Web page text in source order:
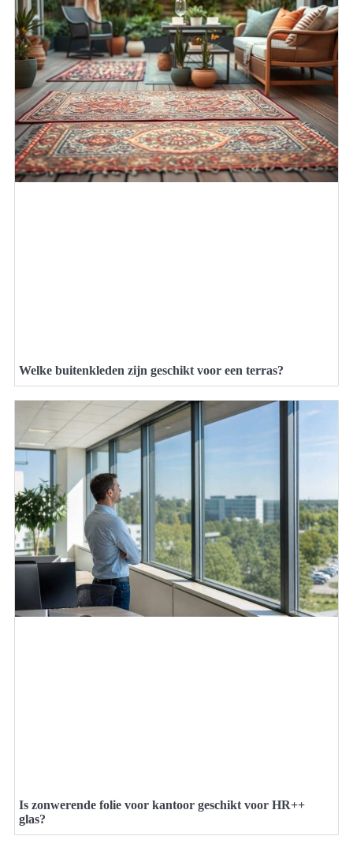
Welke buitenkleden zijn geschikt voor een terras?
Is zonwerende folie voor kantoor geschikt voor HR++
glas?